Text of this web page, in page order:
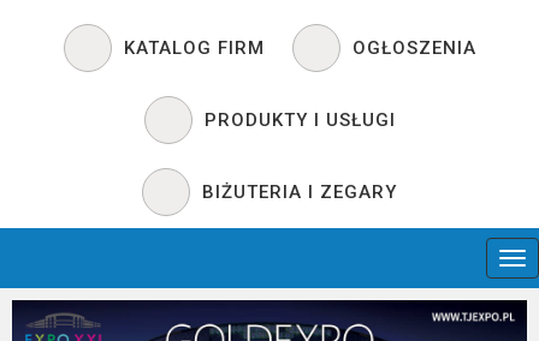
KATALOG FIRM OGŁOSZENIA
PRODUKTY I USŁUGI
BIŻUTERIA I ZEGARY